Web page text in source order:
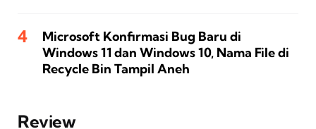
Microsoft Konfirmasi Bug Baru di
Windows 11 dan Windows 10, Nama File di
Recycle Bin Tampil Aneh
Review